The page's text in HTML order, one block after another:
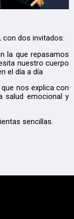
con dos invitados:
la que repasamos
nuestro cuerpo
el día a día
nos explica con
salud emocional y
sencillas.